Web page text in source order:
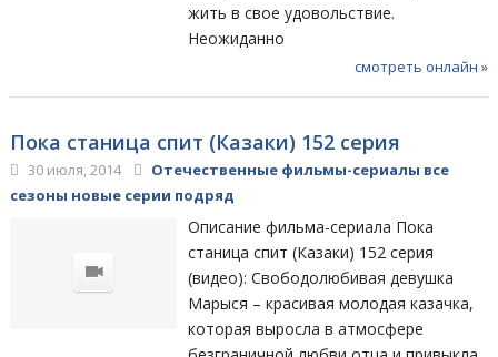
жить в свое удовольствие.
Неожиданно
смотреть онлайн »
Пока станица спит (Казаки) 152 серия
30 июля, 2014
Отечественные фильмы-сериалы все
сезоны новые серии подряд
Описание фильма-сериала Пока
станица спит (Казаки) 152 серия
(видео): Свободолюбивая девушка
Марыся – красивая молодая казачка,
которая выросла в атмосфере